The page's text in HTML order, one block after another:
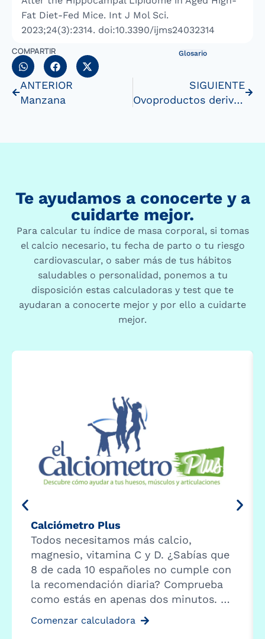
Fat Diet-Fed Mice. Int J Mol Sci.
2023;24(3):2314. doi:10.3390/ijms24032314
COMPARTIR Glosario
ANTERIOR
Manzana
SIGUIENTE
Ovoproductos derivados del huevo
Te ayudamos a conocerte y a
cuidarte mejor.
Para calcular tu índice de masa corporal, si tomas
el calcio necesario, tu fecha de parto o tu riesgo
cardiovascular, o saber más de tus hábitos
saludables o personalidad, ponemos a tu
disposición estas calculadoras y test que te
ayudaran a conocerte mejor y por ello a cuidarte
mejor.
Calciómetro Plus
Todos necesitamos más calcio,
magnesio, vitamina C y D. ¿Sabías que
8 de cada 10 españoles no cumple con
la recomendación diaria? Comprueba
como estás en apenas dos minutos. …
Comenzar calculadora